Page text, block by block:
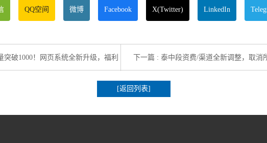
QQ空间 微博 Facebook X(Twitter) LinkedIn
突破1000！网页系统全新升级，福利 下一篇 : 泰中段资费/渠道全新调整，取消
[返回列表]